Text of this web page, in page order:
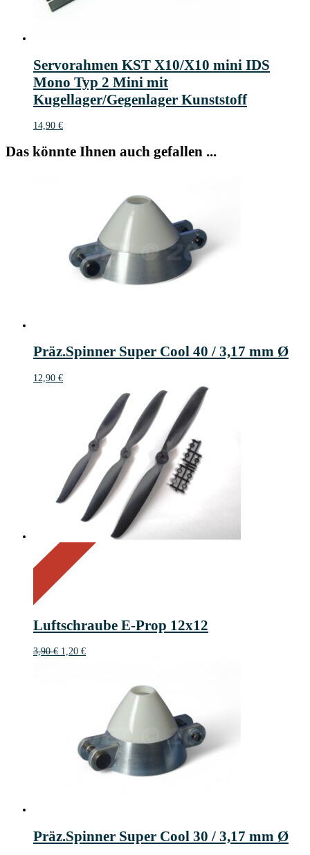
Servorahmen KST X10/X10 mini IDS
Mono Typ 2 Mini mit
Kugellager/Gegenlager Kunststoff
14,90 €
Das könnte Ihnen auch gefallen ...
Präz.Spinner Super Cool 40 / 3,17 mm Ø
12,90 €
On Sale
€
Luftschraube E-Prop 12x12
3,90€ Ursprünglicher
1,20 €Aktueller
Präz.Spinner Super Cool 30 / 3,17 mm Ø